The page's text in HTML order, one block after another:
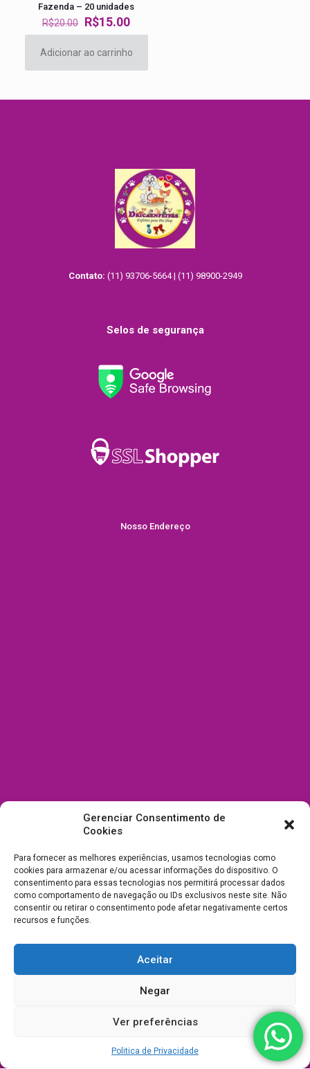
Gerenciar Consentimento de
Cookies
Para fornecer as melhores experiências, usamos tecnologias como
cookies para armazenar e/ou acessar informações do dispositivo. O
consentimento para essas tecnologias nos permitirá processar dados
como comportamento de navegação ou IDs exclusivos neste site. Não
consentir ou retirar o consentimento pode afetar negativamente certos
recursos e funções.
Aceitar
Negar
Ver preferências
Politica de Privacidade
Fazenda – 20 unidades
R$20.00 O
preço
original
era:
R$20.00.
R$15.00O
preço
atual
é:
R$15.00.
Adicionar ao carrinho
Contato: (11) 93706-5664 | (11) 98900-2949
Selos de segurança
Nosso Endereço
Todos Direitos Reservados a Drica Enfeites Pet Shop - CNPJ:
03.238.240/0001-39 -Desenvolvimento e Suporte